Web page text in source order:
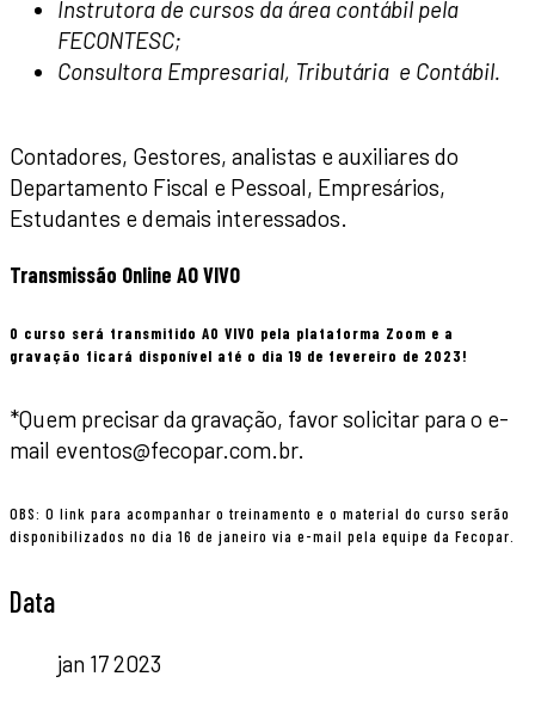
Instrutora de cursos da área contábil pela
FECONTESC;
Consultora Empresarial, Tributária e Contábil.
Contadores, Gestores, analistas e auxiliares do
Departamento Fiscal e Pessoal, Empresários,
Estudantes e demais interessados.
Transmissão Online AO VIVO
O curso será transmitido AO VIVO pela plataforma Zoom e a
gravação ficará disponível até o dia 19 de fevereiro de 2023!
*Quem precisar da gravação, favor solicitar para o e-
mail eventos@fecopar.com.br.
OBS: O link para acompanhar o treinamento e o material do curso serão
disponibilizados no dia 16 de janeiro via e-mail pela equipe da Fecopar.
Data
jan 17 2023